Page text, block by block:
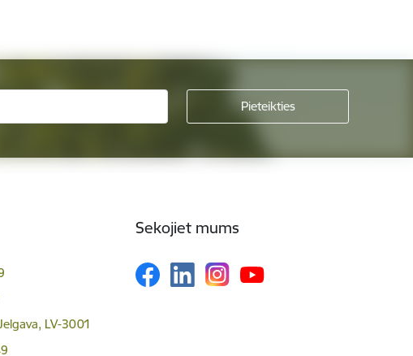
LV-3001
Sekojiet mums